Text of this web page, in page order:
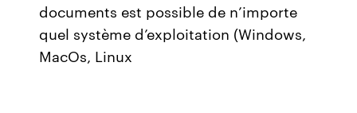
documents est possible de n’importe
quel système d’exploitation (Windows,
MacOs, Linux